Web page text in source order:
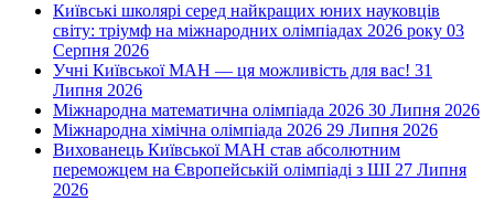
Київські школярі серед найкращих юних науковців
світу: тріумф на міжнародних олімпіадах 2026 року 03
Серпня 2026
Учні Київської МАН — ця можливість для вас! 31
Липня 2026
Міжнародна математична олімпіада 2026 30 Липня 2026
Міжнародна хімічна олімпіада 2026 29 Липня 2026
Вихованець Київської МАН став абсолютним
переможцем на Європейській олімпіаді з ШІ 27 Липня
2026